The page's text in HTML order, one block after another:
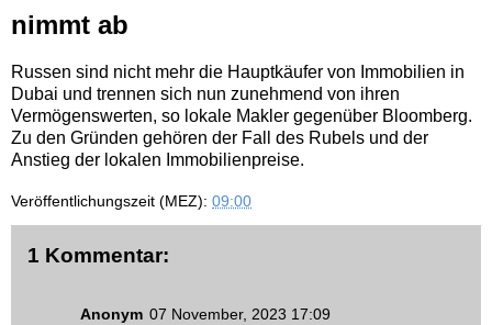
nimmt ab
Russen sind nicht mehr die Hauptkäufer von Immobilien in
Dubai und trennen sich nun zunehmend von ihren
Vermögenswerten, so lokale Makler gegenüber Bloomberg.
Zu den Gründen gehören der Fall des Rubels und der
Anstieg der lokalen Immobilienpreise.
Veröffentlichungszeit (MEZ): 09:00
1 Kommentar:
Anonym 07 November, 2023 17:09